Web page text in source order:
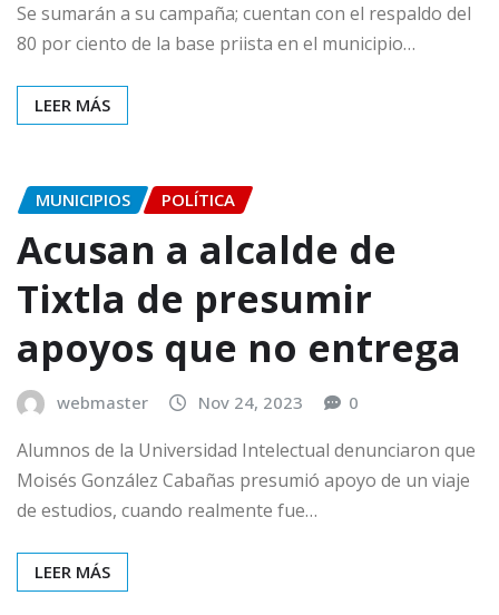
Se sumarán a su campaña; cuentan con el respaldo del
80 por ciento de la base priista en el municipio…
LEER MÁS
MUNICIPIOS POLÍTICA
Acusan a alcalde de
Tixtla de presumir
apoyos que no entrega
webmaster Nov 24, 2023 0
Alumnos de la Universidad Intelectual denunciaron que
Moisés González Cabañas presumió apoyo de un viaje
de estudios, cuando realmente fue…
LEER MÁS